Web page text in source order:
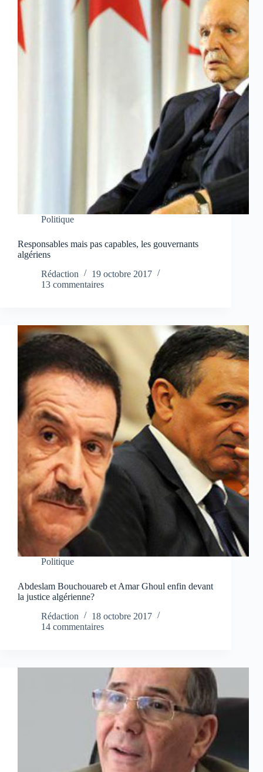
Politique
Responsables mais pas capables, les gouvernants
algériens
Rédaction
19 octobre 2017
13 commentaires
Politique
Abdeslam Bouchouareb et Amar Ghoul enfin devant
la justice algérienne?
Rédaction
18 octobre 2017
14 commentaires